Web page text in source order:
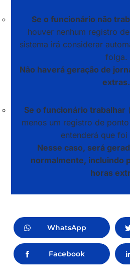
Se o funcionário não
houver nenhum registro
sistema irá considerar
folga.
Não haverá geração de
extras.
Se o funcionário trabalhar
menos um registro de
entenderá que
Nesse caso, será
normalmente, incluindo
horas
WhatsApp
Facebook